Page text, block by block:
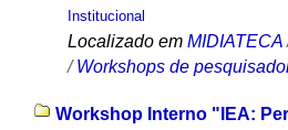
Institucional
Localizado em MIDIATECA
/Workshops de
Workshop Interno "IEA: